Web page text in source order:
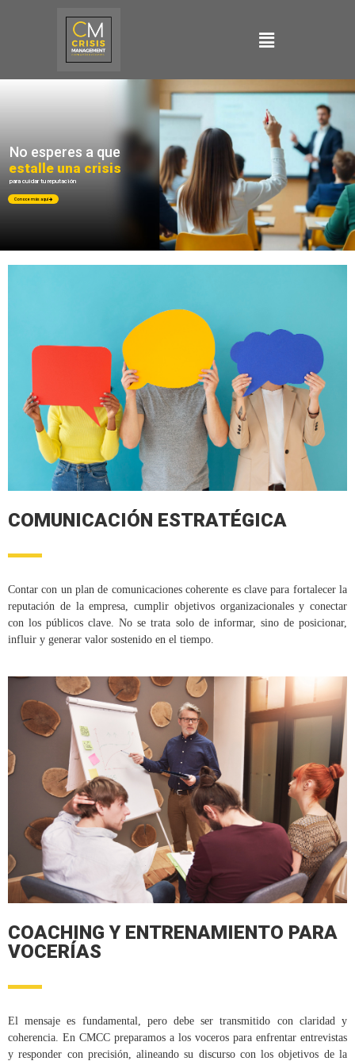
No esperes a que
estalle una crisis
para cuidar tu reputación
Conoce más aquí
COMUNICACIÓN ESTRATÉGICA
Contar con un plan de comunicaciones coherente es clave para fortalecer la
reputación de la empresa, cumplir objetivos organizacionales y conectar
con los públicos clave. No se trata solo de informar, sino de posicionar,
influir y generar valor sostenido en el tiempo.
COACHING Y ENTRENAMIENTO PARA
VOCERÍAS
El mensaje es fundamental, pero debe ser transmitido con claridad y
coherencia. En CMCC preparamos a los voceros para enfrentar entrevistas
y responder con precisión, alineando su discurso con los objetivos de la